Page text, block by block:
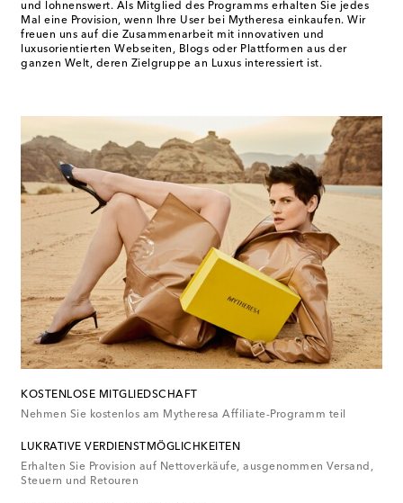
und lohnenswert. Als Mitglied des Programms erhalten Sie jedes
Mal eine Provision, wenn Ihre User bei Mytheresa einkaufen. Wir
freuen uns auf die Zusammenarbeit mit innovativen und
luxusorientierten Webseiten, Blogs oder Plattformen aus der
ganzen Welt, deren Zielgruppe an Luxus interessiert ist.
KOSTENLOSE MITGLIEDSCHAFT
Nehmen Sie kostenlos am Mytheresa Affiliate-Programm teil
LUKRATIVE VERDIENSTMÖGLICHKEITEN
Erhalten Sie Provision auf Nettoverkäufe, ausgenommen Versand,
Steuern und Retouren